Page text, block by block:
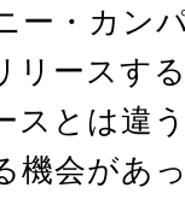
ー・カン
リースす
スとは違
機会があ